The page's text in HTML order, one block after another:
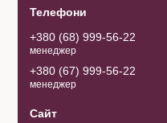
+380 (68) 999-56-22
менеджер
+380 (67) 999-56-22
менеджер